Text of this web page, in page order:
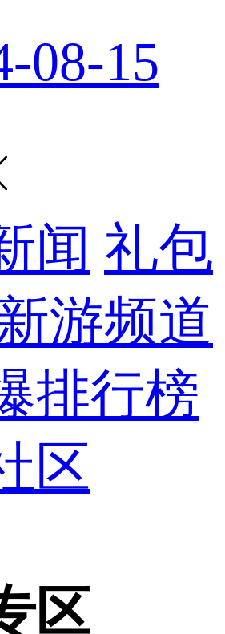
08-15
闻 礼包
游频道
排行榜
区
区